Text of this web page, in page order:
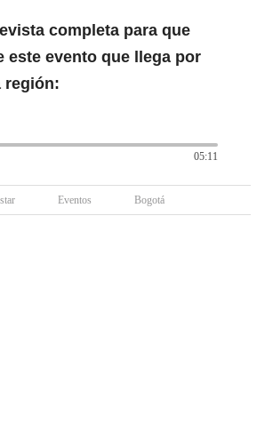
completa para que
este evento que llega por
región:
05:11
Eventos Bogotá